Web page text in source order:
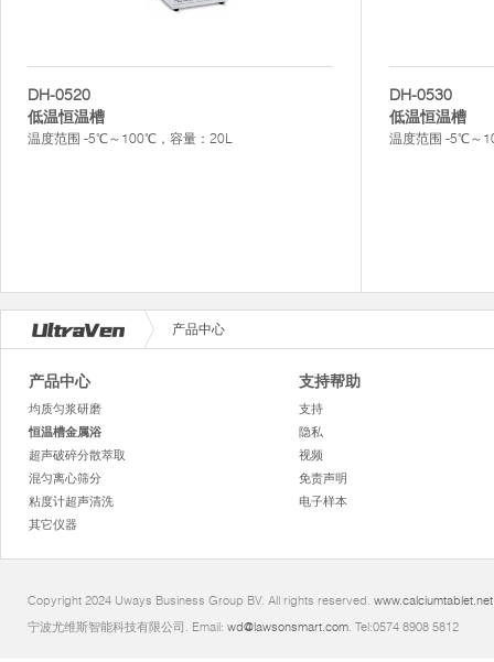
DH-0520
低温恒温槽
温度范围 -5℃～100℃，容量：20L
DH-0530
低温恒温槽
温度范围 -5℃～
产品中心
产品中心
均质匀浆研磨
恒温槽金属浴
超声破碎分散萃取
混匀离心筛分
粘度计超声清洗
其它仪器
支持帮助
支持
隐私
视频
免责声明
电子样本
Copyright 2024 Uways Business Group BV. All rights reserved. www.calciumtablet.net
宁波尤维斯智能科技有限公司. Email: wd@lawsonsmart.com. Tel:0574 8908 5812